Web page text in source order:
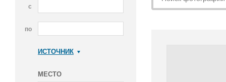
с
по
ИСТОЧНИК
МЕСТО